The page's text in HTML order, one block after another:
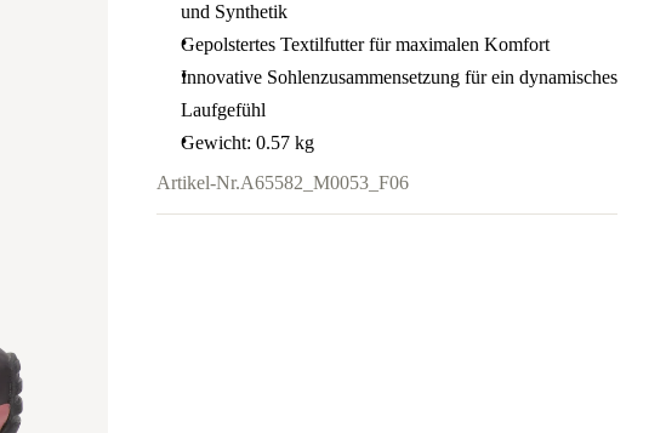
und Synthetik
Gepolstertes Textilfutter für maximalen Komfort
Innovative Sohlenzusammensetzung für ein dynamisches
Laufgefühl
Gewicht: 0.57 kg
Artikel-Nr.A65582_M0053_F06